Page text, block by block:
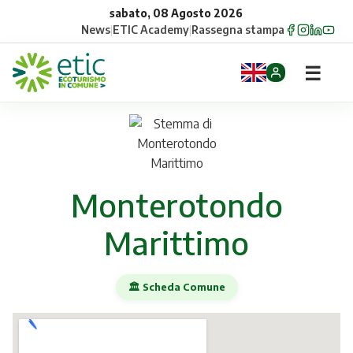
sabato, 08 Agosto 2026
News|ETIC Academy|Rassegna stampa
Eventi
☰
Monterotondo
Marittimo
🏛️ Scheda Comune